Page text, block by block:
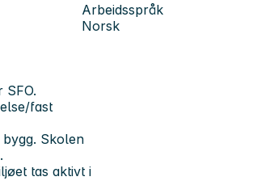
Arbeidsspråk
Norsk
SFO.
fast
Skolen
tas aktivt i